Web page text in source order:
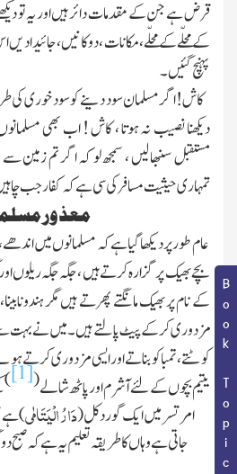
Book Topic
قرض ہے جن کے مقدمات دائر ہیں اور یہ تو
کے محلّے کے محلّے ، مکانات ، دوکانیں ،
پہنچ گئیں ۔
کا ش! اگر مسلمان سود دینے کو سود خوری کی طر
دیکھنا نصیب نہ ہوتا ، کاش ! اب بھی
مستقبل سنبھا لیں ، سمجھ لو کہ اگر تم زمین
تمہاری حیثیت مسافر کی سی ہے کہ کفار جب
معذور
عا م طو ر پر دیکھا گیا ہے کہ مسلمانوں میں اندھے
بچے بھیک پر گزارہ کرتے ہیں ، جگہ جگہ ریلوں
کے نام پر بھیک مانگتے پھرتے ہیں مگر
مزدوری کر کے پیٹ پالتے ہیں ۔ میں نے بہت
کوٹتے ، تمباکو بناتے او ر ایسی مزدوری کرتے
یتیم بچو ں کے لئے آشرم اور پاٹھ شالے(
[1]
)
امرتسر میں ایک گورد کل(دَارُ الْیَتَامٰی)ہے
جاتی ہے وہاں کا طریقہ تعلیم یہ ہے کہ صبح دو